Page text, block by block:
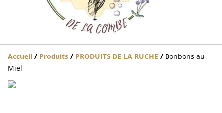
Accueil / Produits / PRODUITS DE LA RUCHE / Bonbons au
Miel